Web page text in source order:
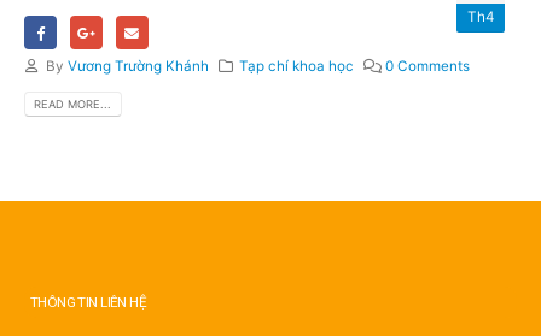
Th4
By Vương Trường Khánh Tạp chí khoa học 0 Comments
READ MORE...
THÔNG TIN LIÊN HỆ